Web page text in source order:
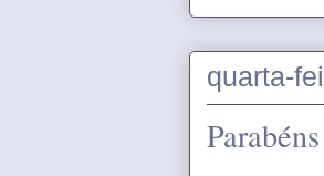
quarta-